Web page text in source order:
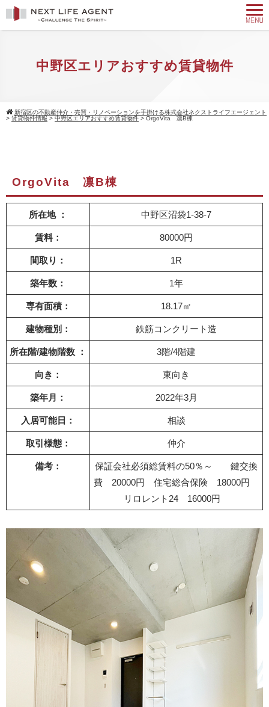
中野区エリアおすすめ賃貸物件
新宿区の不動産仲介・売買・リノベーションを手掛ける株式会社ネクストライフエージェント
> 賃貸物件情報 > 中野区エリアおすすめ賃貸物件 > OrgoVita 凛B棟
OrgoVita 凛B棟
所在地 ： 中野区沼袋1-38-7
賃料： 80000円
間取り： 1R
築年数： 1年
専有面積： 18.17㎡
建物種別： 鉄筋コンクリート造
所在階/建物階数 ： 3階/4階建
向き： 東向き
築年月： 2022年3月
入居可能日： 相談
取引様態： 仲介
備考：
保証会社必須総賃料の50％～ 鍵交換
費 20000円 住宅総合保険 18000円
リロレント24 16000円